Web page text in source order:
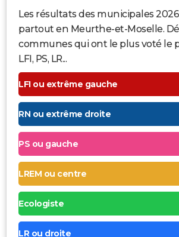
Les résultats des municipales
partout en Meurthe-et-Moselle.
communes qui ont le plus voté le
LFI, PS, LR...
LFI ou extrême gauche
RN ou extrême droite
PS ou gauche
LREM ou centre
Ecologiste
LR ou droite